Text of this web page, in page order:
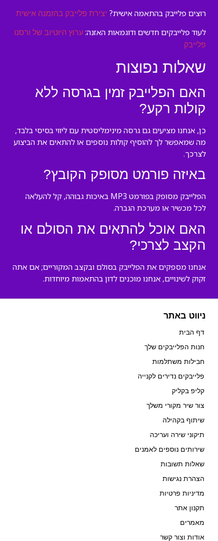
רוצים פלייבק בהתאמה אישית? יצירת פלייבק בהזמנה אישית
לעוד פלייבקים חדשים ודוגמאות האזנה: ערוץ היוטיוב של ורסנו
פלייבק
שאלות נפוצות
האם הפלייבק זמין בגרסה ללא
קולות רקע?
כן, אנחנו מציעים גם גרסה מינימליסטית עם ליווי בסיסי בלבד,
מה שמאפשר לך להוסיף קולות נוספים או להתאים את הביצוע
לצרכך.
באיזה פורמט מסופק הקובץ?
הפלייבק מסופק בפורמט MP3 באיכות גבוהה, קל להעלאה
לכל מכשיר או מערכת הגברה.
האם אוכל להתאים את הסולם או
הקצב לצרכי?
אנחנו מספקים את הפלייבק בסולם ובקצב המקוריים; אם אתה
זקוק לשינויים, אנחנו מוכנים לדון בהתאמות מיוחדות.
ניווט באתר
דף הבית
חנות הפלייבקים שלך
חבילות משתלמות
פלייבקים נדירים לקנייה
קליפ בקליק
צור שיר מקורי משלך
שיתוף בקהילה
תיקוני שירה ועריכה
שירותים נוספים לאמנים
שאלות תשובות
הצהרת נגישות
מדיניות פרטיות
תקנון אתר
מאמרים
אודות וצור קשר